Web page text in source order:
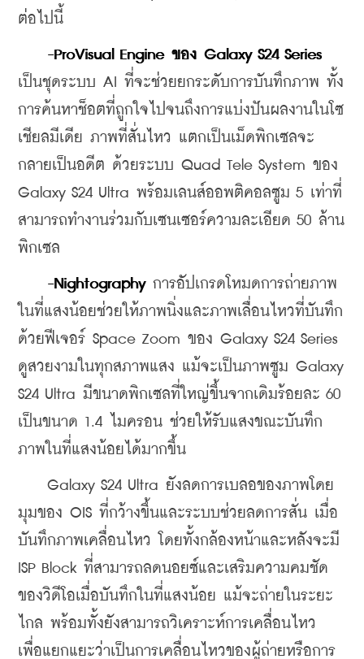
ต่อไปนี้
-ProVisual Engine ของ Galaxy S24 Series
เป็นชุดระบบ AI ที่จะช่วยยกระดับการบันทึกภาพ ทั้ง
การค้นหาช็อตที่ถูกใจไปจนถึงการแบ่งปันผลงานในโซ
เชียลมีเดีย ภาพที่สั่นไหว แตกเป็นเม็ดพิกเซลจะ
กลายเป็นอดีต ด้วยระบบ Quad Tele System ของ
Galaxy S24 Ultra พร้อมเลนส์ออพติคอลซูม 5 เท่าที่
สามารถทำงานร่วมกับเซนเซอร์ความละเอียด 50 ล้าน
พิกเซล
-Nightography การอัปเกรดโหมดการถ่ายภาพ
ในที่แสงน้อยช่วยให้ภาพนิ่งและภาพเลื่อนไหวที่บันทึก
ด้วยฟีเจอร์ Space Zoom ของ Galaxy S24 Series
ดูสวยงามในทุกสภาพแสง แม้จะเป็นภาพซูม Galaxy
S24 Ultra มีขนาดพิกเซลที่ใหญ่ขึ้นจากเดิมร้อยละ 60
เป็นขนาด 1.4 ไมครอน ช่วยให้รับแสงขณะบันทึก
ภาพในที่แสงน้อยได้มากขึ้น
Galaxy S24 Ultra ยังลดการเบลอของภาพโดย
มุมของ OIS ที่กว้างขึ้นและระบบช่วยลดการสั่น เมื่อ
บันทึกภาพเคลื่อนไหว โดยทั้งกล้องหน้าและหลังจะมี
ISP Block ที่สามารถลดนอยซ์และเสริมความคมชัด
ของวิดีโอเมื่อบันทึกในที่แสงน้อย แม้จะถ่ายในระยะ
ไกล พร้อมทั้งยังสามารถวิเคราะห์การเคลื่อนไหว
เพื่อแยกแยะว่าเป็นการเคลื่อนไหวของผู้ถ่ายหรือการ